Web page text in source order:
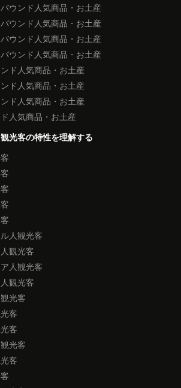
ウンド人気商品・お土産
ウンド人気商品・お土産
ウンド人気商品・お土産
ウンド人気商品・お土産
ド人気商品・お土産
ド人気商品・お土産
ド人気商品・お土産
人気商品・お土産
光客の特性を理解する
人観光客
観光客
人観光客
観光客
光客
客
客
光客
客